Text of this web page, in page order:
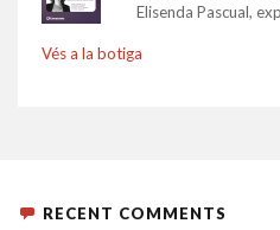
Elisenda Pascual,
Vés a la botiga
RECENT COMMENTS